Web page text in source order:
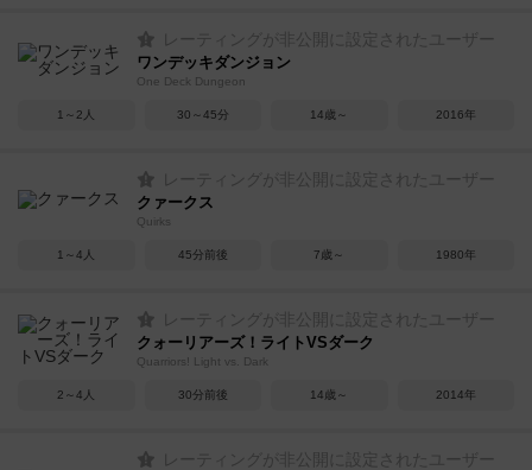
レーティングが非公開に設定されたユーザー
ワンデッキダンジョン
One Deck Dungeon
1～2人 30～45分 14歳～ 2016年
レーティングが非公開に設定されたユーザー
クァークス
Quirks
1～4人 45分前後 7歳～ 1980年
レーティングが非公開に設定されたユーザー
クォーリアーズ！ライトVSダーク
Quarriors! Light vs. Dark
2～4人 30分前後 14歳～ 2014年
レーティングが非公開に設定されたユーザー